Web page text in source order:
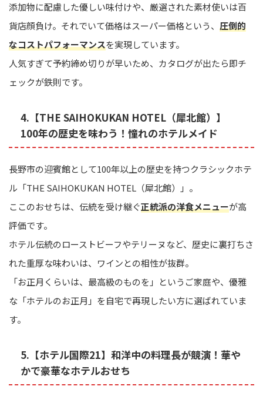
添加物に配慮した優しい味付けや、厳選された素材使いは百
貨店顔負け。それでいて価格はスーパー価格という、 圧倒的
なコストパフォーマンスを実現しています。
人気すぎて予約締め切りが早いため、カタログが出たら即チ
ェックが鉄則です。
4.【THE SAIHOKUKAN HOTEL（犀北館）】
100年の歴史を味わう！憧れのホテルメイド
長野市の迎賓館として100年以上の歴史を持つクラシックホテ
ル「THE SAIHOKUKAN HOTEL（犀北館）」。
ここのおせちは、伝統を受け継ぐ正統派の洋食メニューが高
評価です。
ホテル伝統のローストビーフやテリーヌなど、歴史に裏打ちさ
れた重厚な味わいは、ワインとの相性が抜群。
「お正月くらいは、最高級のものを」というご家庭や、優雅
な「ホテルのお正月」を自宅で再現したい方に選ばれていま
す。
5.【ホテル国際21】和洋中の料理長が競演！華や
かで豪華なホテルおせち